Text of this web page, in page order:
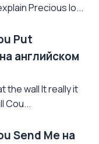
Precious lo...
Put
английском
the wall It really it
Cou...
Send Me на